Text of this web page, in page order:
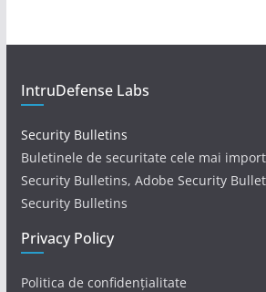
IntruDefense Labs
Security Bulletins
Buletinele de securitate cele mai
Security Bulletins, Adobe Security
Security Bulletins
Privacy Policy
Politica de confidențialitate